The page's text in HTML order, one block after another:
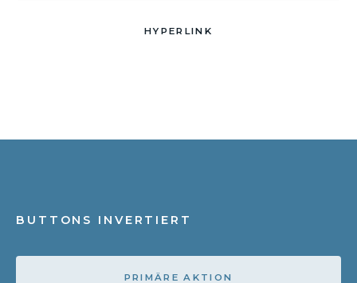
HYPERLINK
BUTTONS INVERTIERT
PRIMÄRE AKTION